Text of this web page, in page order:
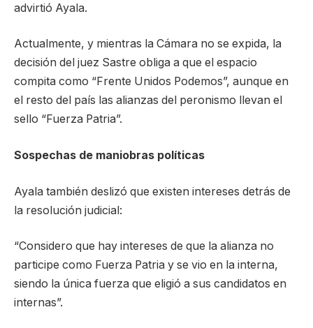
advirtió Ayala.
Actualmente, y mientras la Cámara no se expida, la
decisión del juez Sastre obliga a que el espacio
compita como “Frente Unidos Podemos”, aunque en
el resto del país las alianzas del peronismo llevan el
sello “Fuerza Patria”.
Sospechas de maniobras políticas
Ayala también deslizó que existen intereses detrás de
la resolución judicial:
“Considero que hay intereses de que la alianza no
participe como Fuerza Patria y se vio en la interna,
siendo la única fuerza que eligió a sus candidatos en
internas”.